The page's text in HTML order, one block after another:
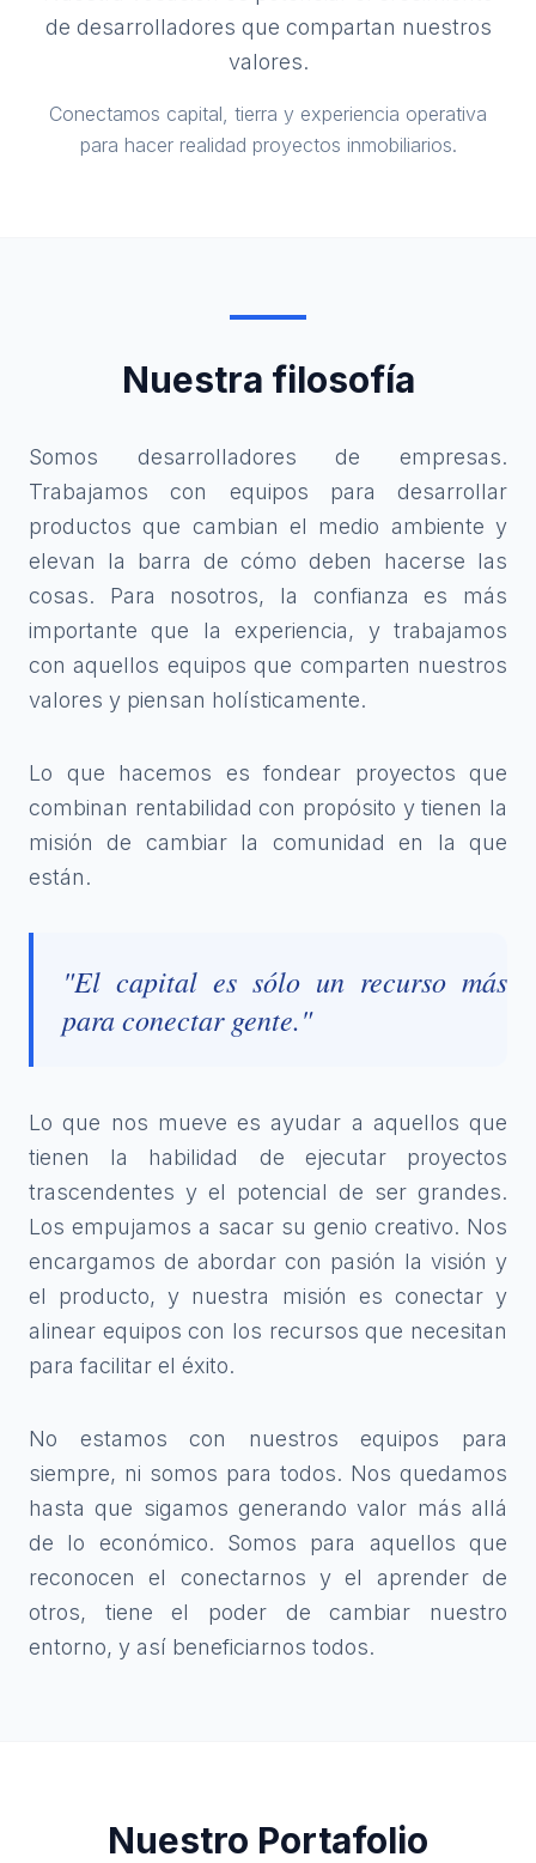
de desarrolladores que compartan nuestros
valores.
Conectamos capital, tierra y experiencia operativa
para hacer realidad proyectos inmobiliarios.
Nuestra filosofía
Somos desarrolladores de empresas.
Trabajamos con equipos para desarrollar
productos que cambian el medio ambiente y
elevan la barra de cómo deben hacerse las
cosas. Para nosotros, la confianza es más
importante que la experiencia, y trabajamos
con aquellos equipos que comparten nuestros
valores y piensan holísticamente.
Lo que hacemos es fondear proyectos que
combinan rentabilidad con propósito y tienen la
misión de cambiar la comunidad en la que
están.
"El capital es sólo un recurso más
para conectar gente."
Lo que nos mueve es ayudar a aquellos que
tienen la habilidad de ejecutar proyectos
trascendentes y el potencial de ser grandes.
Los empujamos a sacar su genio creativo. Nos
encargamos de abordar con pasión la visión y
el producto, y nuestra misión es conectar y
alinear equipos con los recursos que necesitan
para facilitar el éxito.
No estamos con nuestros equipos para
siempre, ni somos para todos. Nos quedamos
hasta que sigamos generando valor más allá
de lo económico. Somos para aquellos que
reconocen el conectarnos y el aprender de
otros, tiene el poder de cambiar nuestro
entorno, y así beneficiarnos todos.
Nuestro Portafolio